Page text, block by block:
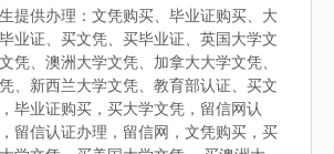
提供办理：文凭购买、毕业证购买、大
业证、买文凭、买毕业证、英国大学文
凭、澳洲大学文凭、加拿大大学文凭、
、新西兰大学文凭、教育部认证、买文
毕业证购买，买大学文凭，留信网认
留信认证办理，留信网，文凭购买，买